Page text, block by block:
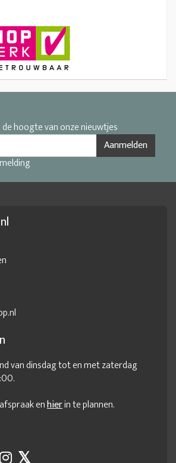
hoogte van onze nieuwtjes
Aanmelden
van dinsdag tot en met zaterdag
enhierin te plannen.